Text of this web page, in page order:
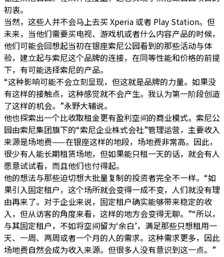
初衷。
当然，这些人并不会马上去买 Xperia 或者 Play Station。但
未来，当他们需要买电视、游戏机或者什么内容产品的时候，
他们可能会回想起当初在银座索尼公园看到的那些活动与体
验，建立起与索尼这个品牌的连接，在同等性能和价格的前提
下，有可能选择索尼的产品。
“这种影响可能不会立刻显现，但这就是品牌的力量。如果没
有这样的接触点，这种感觉就不会产生。我认为第一阶段创造
了这样的机会。”永野大辅说。
他也探索出一个比收取租金更有盈利空间的商业模式。索尼公
园由索尼集团旗下的“索尼企业株式会社”管理运营，主要收入
来源是场地费——在银座这样的地段，场地费非常高。因此，
很少有人能长期租赁场地，但如果能只租一天的话，就会有人
愿意试试看，而且他们也付得起。
他的想法与那些迫切想大批量复制的投资者完全不一样。“如
果引入固定租户，这个场所就会变得一成不变，人们就没有理
由再来了。对于企业来说，固定租户确实能够带来稳定的收
入，但从访客的角度来看，这样的地方会变得无聊。”“所以，
与其固定租户，不如将空间留为‘余白’，满足那些只想租用一
天、一周、两周或者一个月的人的需求。这种需求更多，因此
场地费自然会成为收入来源。但很多人没有意识到这一点。”